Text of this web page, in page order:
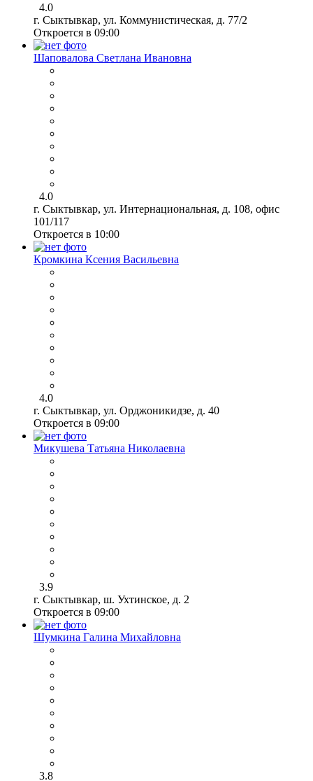
4.0
г. Сыктывкар, ул. Коммунистическая, д. 77/2
Откроется в 09:00
Шаповалова Светлана Ивановна
4.0
г. Сыктывкар, ул. Интернациональная, д. 108, офис
101/117
Откроется в 10:00
Кромкина Ксения Васильевна
4.0
г. Сыктывкар, ул. Орджоникидзе, д. 40
Откроется в 09:00
Микушева Татьяна Николаевна
3.9
г. Сыктывкар, ш. Ухтинское, д. 2
Откроется в 09:00
Шумкина Галина Михайловна
3.8